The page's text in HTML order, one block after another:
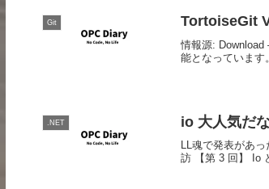
Git TortoiseGit
情報源: Download
能となっています
.NET io 大人気だ
LL魂で発表があ
訪 【第 3 回】 Io